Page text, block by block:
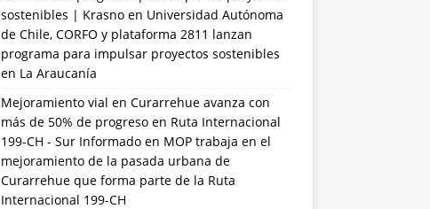
sostenibles | Krasnoen Universidad Autónoma
de Chile, CORFO y plataforma 2811 lanzan
programa para impulsar proyectos sostenibles
en La Araucanía
Mejoramiento vial en Curarrehue avanza con
más de 50% de progreso en Ruta Internacional
199-CH - Sur Informadoen MOP trabaja en el
mejoramiento de la pasada urbana de
Curarrehue que forma parte de la Ruta
Internacional 199-CH